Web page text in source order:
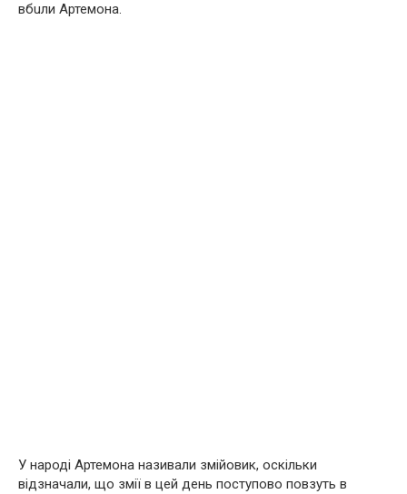
вбuли Артемона.
У народі Артемона називали змiйовик, оскільки
відзначали, що змiї в цей день поступово повзуть в